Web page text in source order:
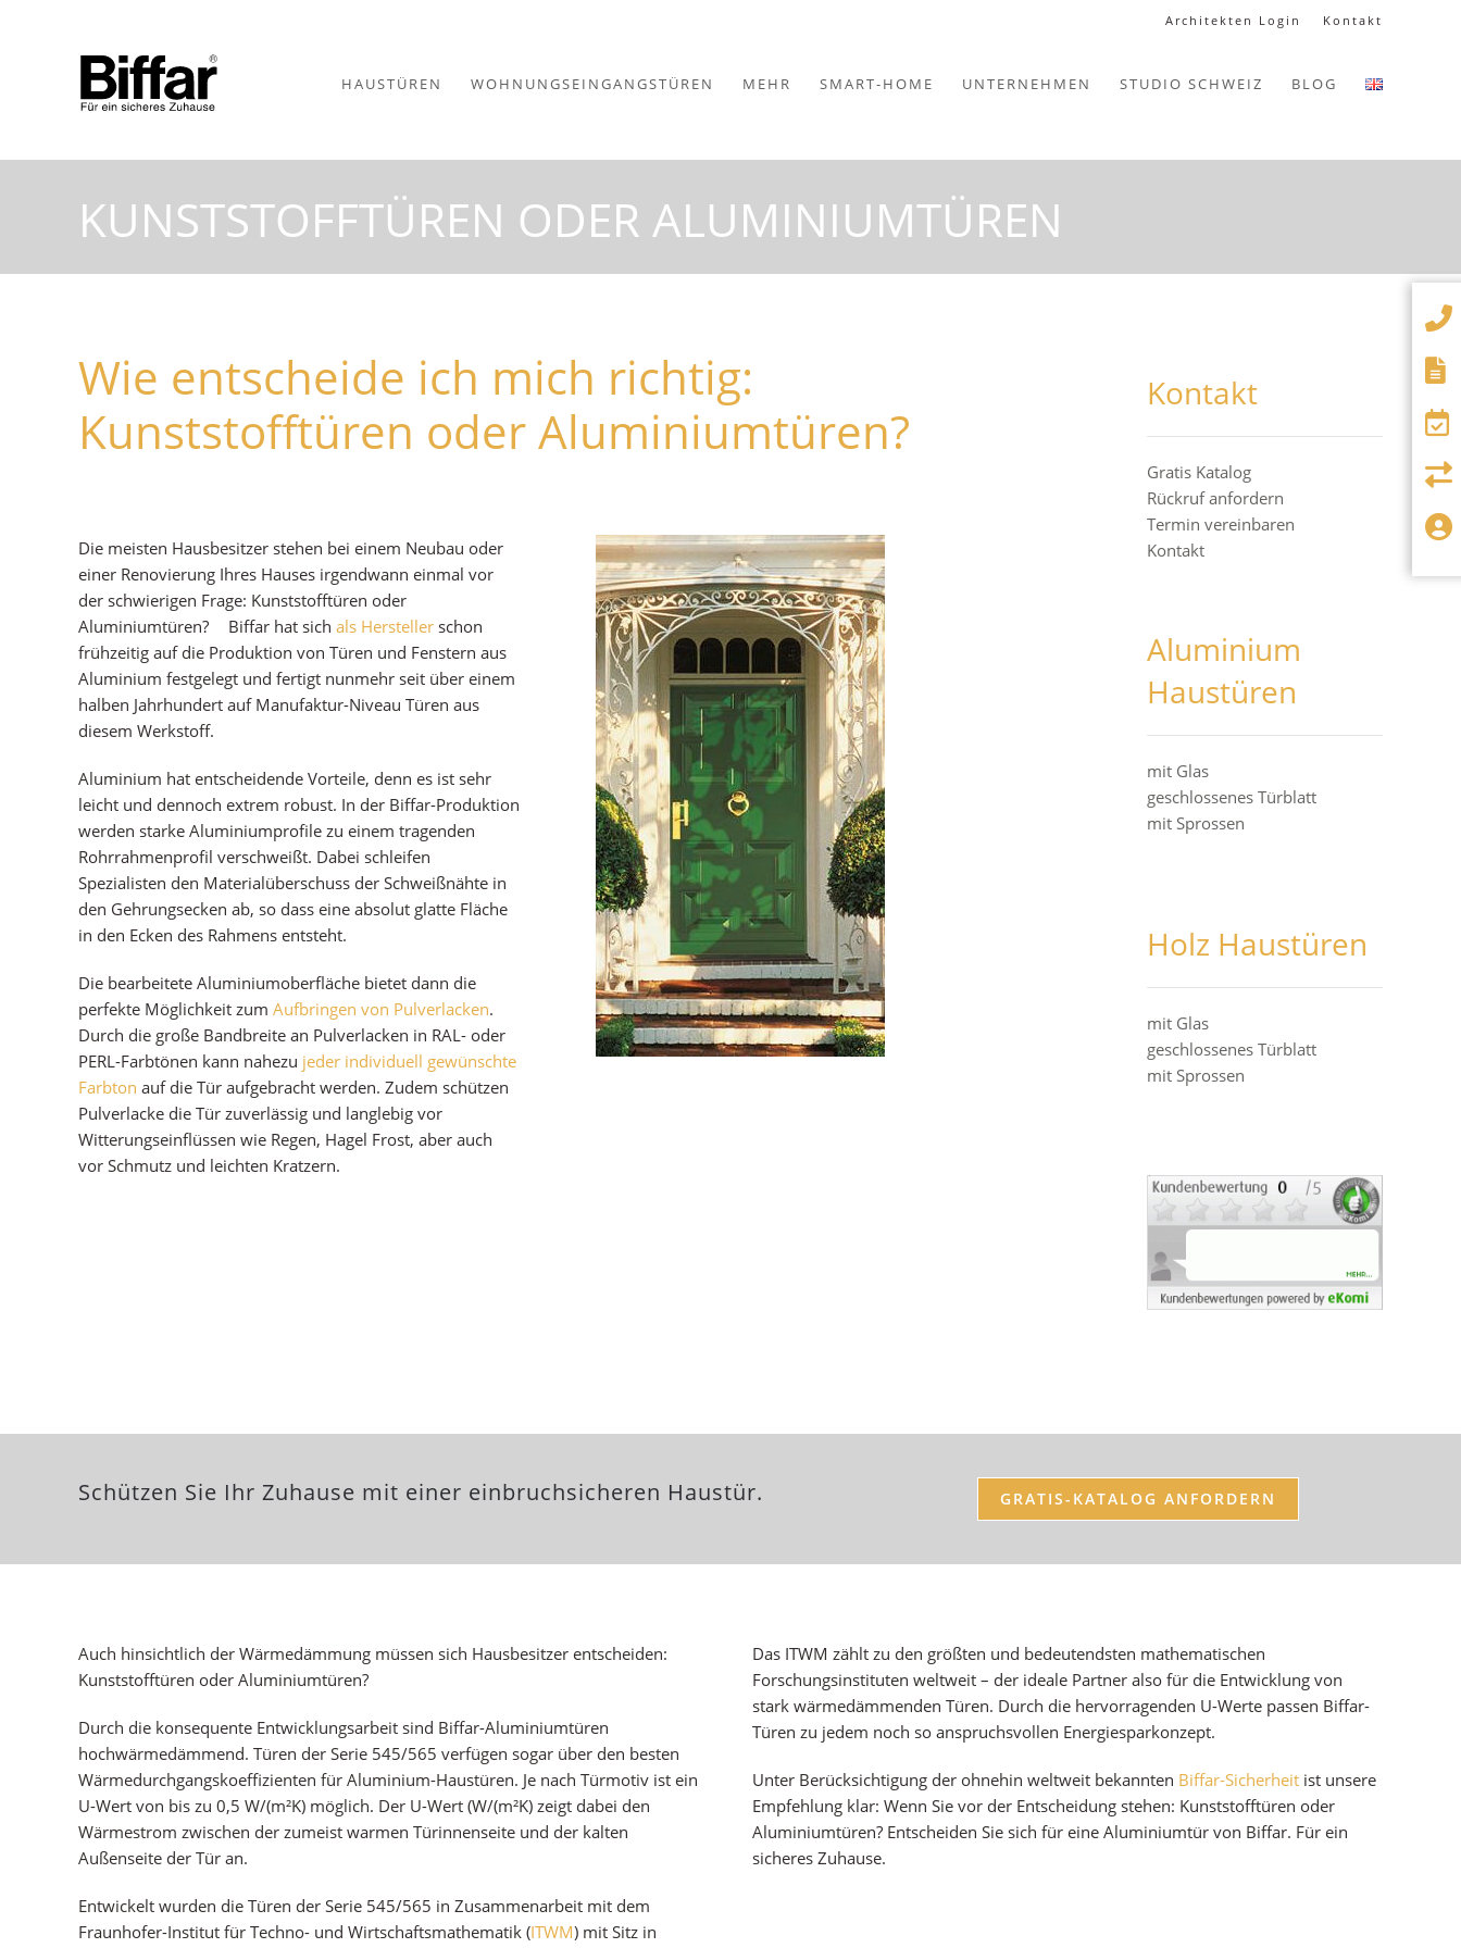
Architekten Login Kontakt
HAUSTÜREN WOHNUNGSEINGANGSTÜREN MEHR SMART-HOME UNTERNEHMEN STUDIO SCHWEIZ BLOG
KUNSTSTOFFTÜREN ODER ALUMINIUMTÜREN
Wie entscheide ich mich richtig:
Kunststofftüren oder Aluminiumtüren?
Die meisten Hausbesitzer stehen bei einem Neubau oder
einer Renovierung Ihres Hauses irgendwann einmal vor
der schwierigen Frage: Kunststofftüren oder
Aluminiumtüren? Biffar hat sich als Hersteller schon
frühzeitig auf die Produktion von Türen und Fenstern aus
Aluminium festgelegt und fertigt nunmehr seit über einem
halben Jahrhundert auf Manufaktur-Niveau Türen aus
diesem Werkstoff.
Aluminium hat entscheidende Vorteile, denn es ist sehr
leicht und dennoch extrem robust. In der Biffar-Produktion
werden starke Aluminiumprofile zu einem tragenden
Rohrrahmenprofil verschweißt. Dabei schleifen
Spezialisten den Materialüberschuss der Schweißnähte in
den Gehrungsecken ab, so dass eine absolut glatte Fläche
in den Ecken des Rahmens entsteht.
Die bearbeitete Aluminiumoberfläche bietet dann die
perfekte Möglichkeit zum Aufbringen von Pulverlacken.
Durch die große Bandbreite an Pulverlacken in RAL- oder
PERL-Farbtönen kann nahezu jeder individuell gewünschte
Farbton auf die Tür aufgebracht werden. Zudem schützen
Pulverlacke die Tür zuverlässig und langlebig vor
Witterungseinflüssen wie Regen, Hagel Frost, aber auch
vor Schmutz und leichten Kratzern.
Kontakt
Gratis Katalog
Rückruf anfordern
Termin vereinbaren
Kontakt
Aluminium
Haustüren
mit Glas
geschlossenes Türblatt
mit Sprossen
Holz Haustüren
mit Glas
geschlossenes Türblatt
mit Sprossen
Schützen Sie Ihr Zuhause mit einer einbruchsicheren Haustür. GRATIS-KATALOG ANFORDERN
Auch hinsichtlich der Wärmedämmung müssen sich Hausbesitzer entscheiden:
Kunststofftüren oder Aluminiumtüren?
Durch die konsequente Entwicklungsarbeit sind Biffar-Aluminiumtüren
hochwärmedämmend. Türen der Serie 545/565 verfügen sogar über den besten
Wärmedurchgangskoeffizienten für Aluminium-Haustüren. Je nach Türmotiv ist ein
U-Wert von bis zu 0,5 W/(m²K) möglich. Der U-Wert (W/(m²K) zeigt dabei den
Wärmestrom zwischen der zumeist warmen Türinnenseite und der kalten
Außenseite der Tür an.
Entwickelt wurden die Türen der Serie 545/565 in Zusammenarbeit mit dem
Fraunhofer-Institut für Techno- und Wirtschaftsmathematik (ITWM) mit Sitz in
Das ITWM zählt zu den größten und bedeutendsten mathematischen
Forschungsinstituten weltweit – der ideale Partner also für die Entwicklung von
stark wärmedämmenden Türen. Durch die hervorragenden U-Werte passen Biffar-
Türen zu jedem noch so anspruchsvollen Energiesparkonzept.
Unter Berücksichtigung der ohnehin weltweit bekannten Biffar-Sicherheit ist unsere
Empfehlung klar: Wenn Sie vor der Entscheidung stehen: Kunststofftüren oder
Aluminiumtüren? Entscheiden Sie sich für eine Aluminiumtür von Biffar. Für ein
sicheres Zuhause.